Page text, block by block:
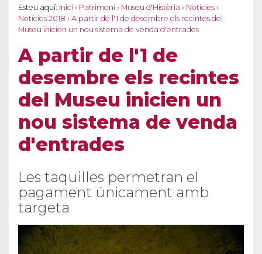
Esteu aquí: Inici › Patrimoni › Museu d'Història › Notícies ›
Notícies 2018 › A partir de l'1 de desembre els recintes del
Museu inicien un nou sistema de venda d'entrades
A partir de l'1 de
desembre els recintes
del Museu inicien un
nou sistema de venda
d'entrades
Les taquilles permetran el
pagament únicament amb
targeta